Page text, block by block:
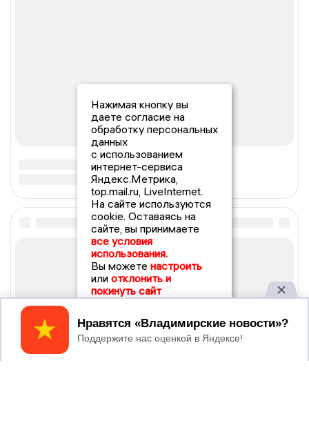
Нажимая кнопку вы
даете согласие на
обработку персональных
данных
с использованием
интернет-сервиса
Яндекс.Метрика,
top.mail.ru, LiveInternet.
На сайте используются
cookie. Оставаясь на
сайте, вы принимаете
все условия
использования.
Вы можете настроить
или отклонить и
покинуть сайт
Принять